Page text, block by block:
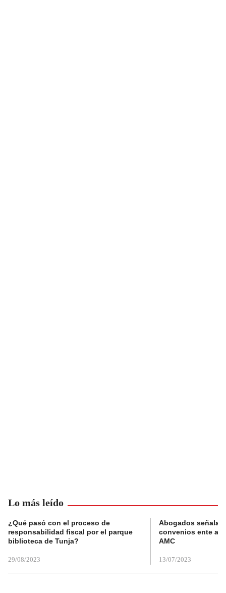
Lo más leído
¿Qué pasó con el proceso de
responsabilidad fiscal por el parque
biblioteca de Tunja?
29/08/2023
Abogados
convenios ente
AMC
13/07/2023